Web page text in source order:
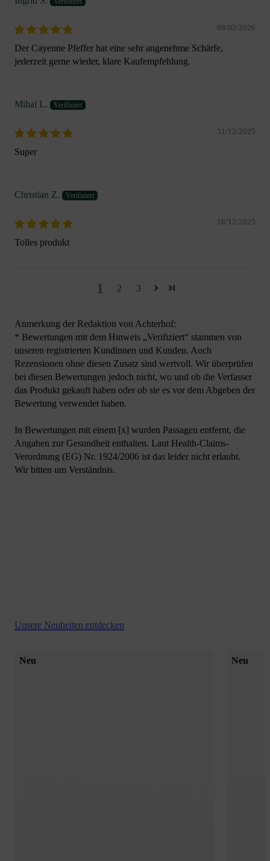
08/02/2026
Der Cayenne Pfeffer hat eine sehr angenehme Schärfe,
jederzeit gerne wieder, klare Kaufempfehlung.
Mihai L.
31/12/2025
Super
Christian Z.
18/12/2025
Tolles produkt
1 2 3
Anmerkung der Redaktion von Achterhof:
* Bewertungen mit dem Hinweis „Verifiziert“ stammen von
unseren registrierten Kundinnen und Kunden. Auch
Rezensionen ohne diesen Zusatz sind wertvoll. Wir überprüfen
bei diesen Bewertungen jedoch nicht, wo und ob die Verfasser
das Produkt gekauft haben oder ob sie es vor dem Abgeben der
Bewertung verwendet haben.
In Bewertungen mit einem [x] wurden Passagen entfernt, die
Angaben zur Gesundheit enthalten. Laut Health-Claims-
Verordnung (EG) Nr. 1924/2006 ist das leider nicht erlaubt.
Wir bitten um Verständnis.
Unsere Neuheiten entdecken
Neu Neu